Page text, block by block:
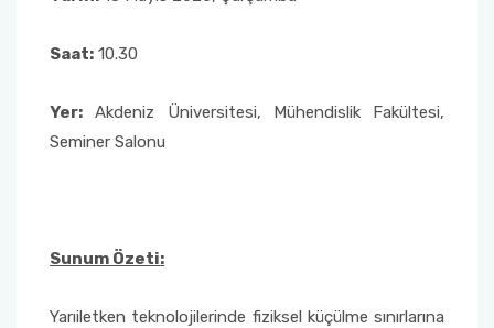
Saat: 10.30
Yer: Akdeniz Üniversitesi, Mühendislik Fakültesi,
Seminer Salonu
Sunum Özeti:
Yarıiletken teknolojilerinde fiziksel küçülme sınırlarına
Sağlık Bilimleri Fakültesi
Serik İşletme Fakültesi